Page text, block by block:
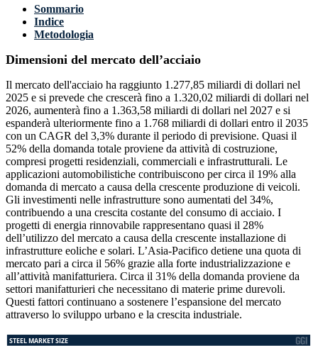
Sommario
Indice
Metodologia
Dimensioni del mercato dell’acciaio
Il mercato dell'acciaio ha raggiunto 1.277,85 miliardi di dollari nel
2025 e si prevede che crescerà fino a 1.320,02 miliardi di dollari nel
2026, aumenterà fino a 1.363,58 miliardi di dollari nel 2027 e si
espanderà ulteriormente fino a 1.768 miliardi di dollari entro il 2035
con un CAGR del 3,3% durante il periodo di previsione. Quasi il
52% della domanda totale proviene da attività di costruzione,
compresi progetti residenziali, commerciali e infrastrutturali. Le
applicazioni automobilistiche contribuiscono per circa il 19% alla
domanda di mercato a causa della crescente produzione di veicoli.
Gli investimenti nelle infrastrutture sono aumentati del 34%,
contribuendo a una crescita costante del consumo di acciaio. I
progetti di energia rinnovabile rappresentano quasi il 28%
dell’utilizzo del mercato a causa della crescente installazione di
infrastrutture eoliche e solari. L’Asia-Pacifico detiene una quota di
mercato pari a circa il 56% grazie alla forte industrializzazione e
all’attività manifatturiera. Circa il 31% della domanda proviene da
settori manifatturieri che necessitano di materie prime durevoli.
Questi fattori continuano a sostenere l’espansione del mercato
attraverso lo sviluppo urbano e la crescita industriale.